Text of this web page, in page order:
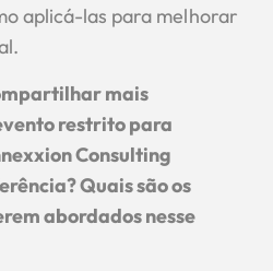
aplicá-las para melhorar
mais
restrito para
Consulting
Quais são os
abordados nesse